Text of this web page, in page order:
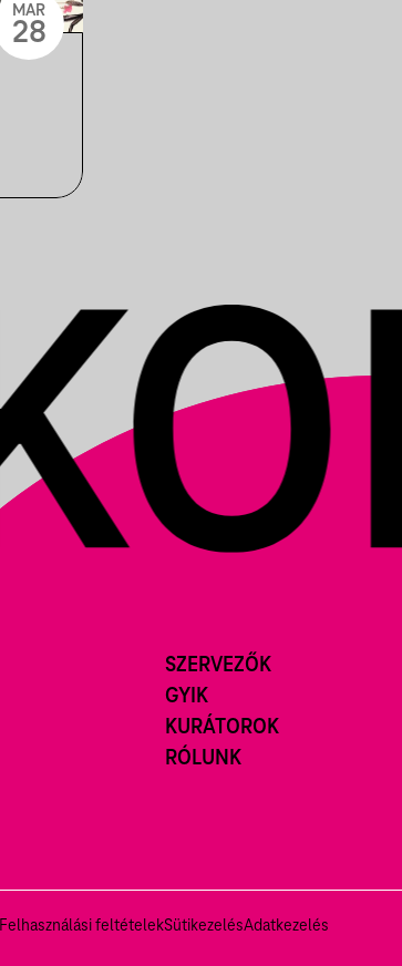
MAR
28
SZERVEZŐK
GYIK
KURÁTOROK
RÓLUNK
Felhasználási feltételekSütikezelésAdatkezelés